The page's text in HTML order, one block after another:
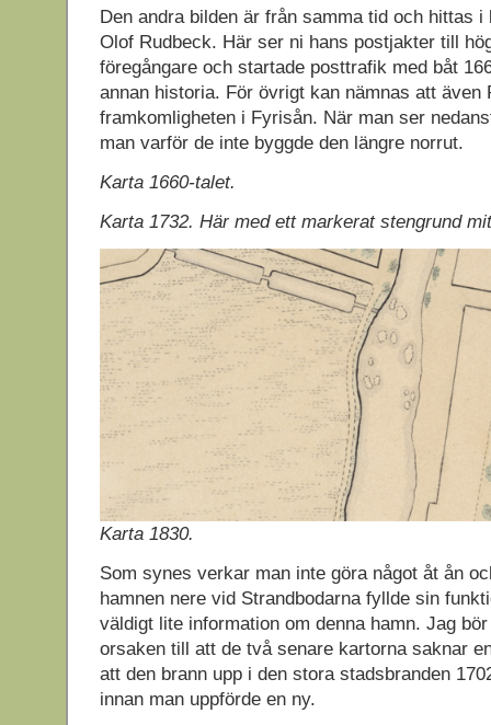
Den andra bilden är från samma tid och hittas i
Olof Rudbeck. Här ser ni hans postjakter till
föregångare och startade posttrafik med båt
annan historia. För övrigt kan nämnas att även
framkomligheten i Fyrisån. När man ser
man varför de inte byggde den längre norrut.
Karta 1660-talet.
Karta 1732. Här med ett markerat stengrund
Karta 1830.
Som synes verkar man inte göra något åt ån
hamnen nere vid Strandbodarna fyllde sin
väldigt lite information om denna hamn. Jag
orsaken till att de två senare kartorna saknar
att den brann upp i den stora stadsbranden
innan man uppförde en ny.